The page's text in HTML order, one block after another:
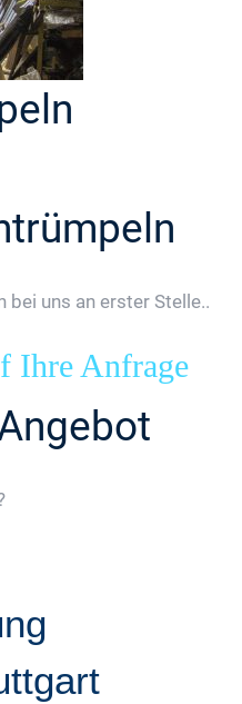
bei uns an erster Stelle..
Ihre Anfrage